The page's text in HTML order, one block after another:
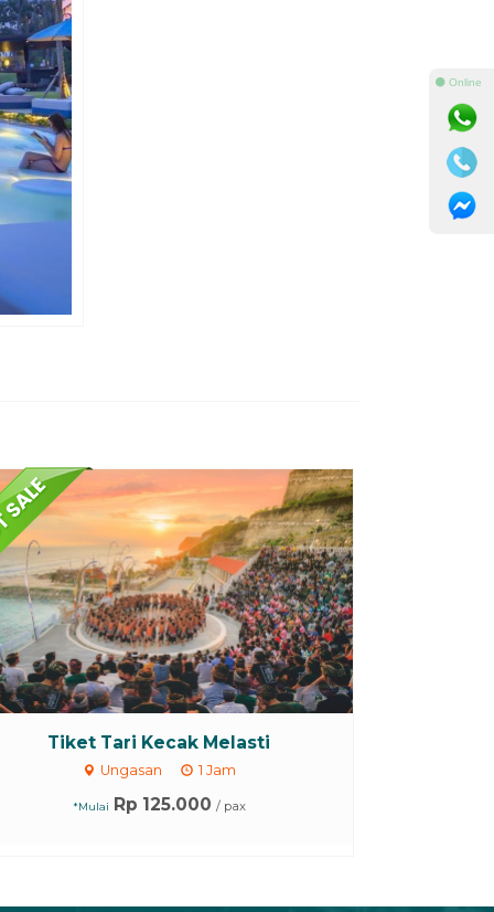
Tiket Tari Kecak Melasti
Ungasan 1 Jam
*Mulai Rp 125.000 / pax
⚫ Online